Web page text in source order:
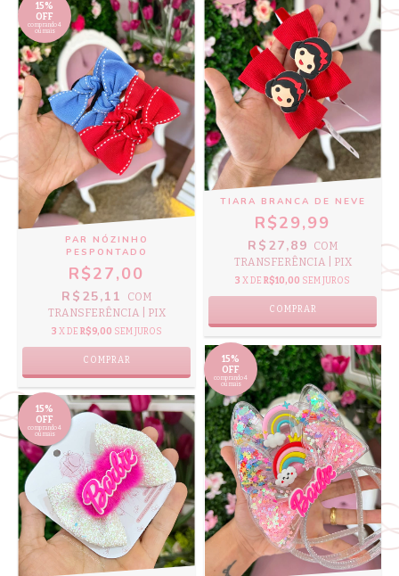
15%
OFF
comprando 4
ou mais
PAR NÓZINHO
PESPONTADO
R$27,00
R$25,11
COM
TRANSFERÊNCIA | PIX
3 X DE R$9,00 SEM JUROS
COMPRAR
TIARA BRANCA DE NEVE
R$29,99
R$27,89
COM
TRANSFERÊNCIA | PIX
3 X DE R$10,00 SEM JUROS
15%
OFF
comprando 4
ou mais
15%
OFF
comprando 4
ou mais